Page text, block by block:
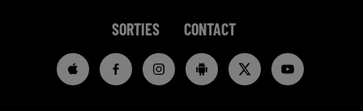
SORTIES CONTACT